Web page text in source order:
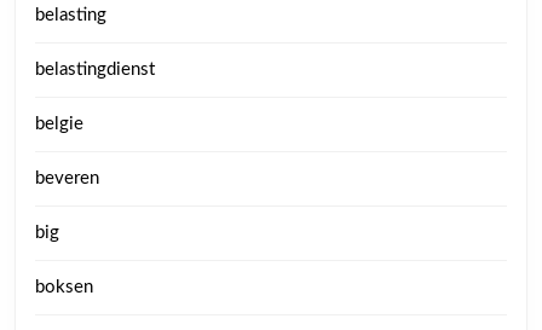
belasting
belastingdienst
belgie
beveren
big
boksen